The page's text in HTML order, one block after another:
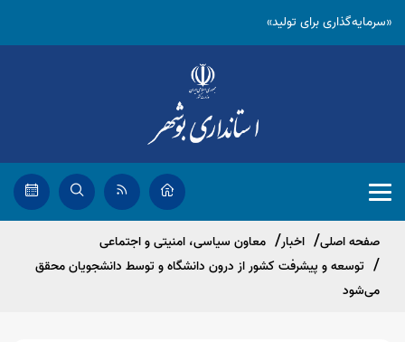
«سرمایه‌گذاری برای تولید»
صفحه اصلی اخبار
معاون سیاسی، امنیتی و اجتماعی
توسعه و پیشرفت کشور از درون دانشگاه و توسط دانشجویان محقق
می‌شود